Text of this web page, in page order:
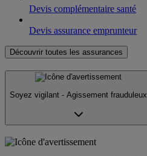
Devis complémentaire santé
Devis assurance emprunteur
Découvrir toutes les assurances
Soyez vigilant - Agissement frauduleux